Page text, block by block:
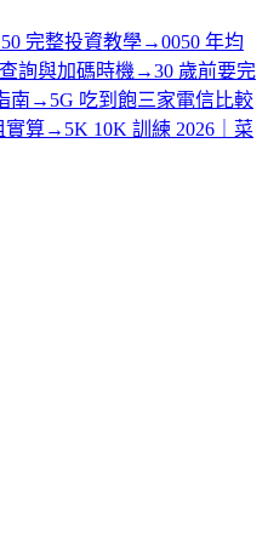
完整投資教學→0050 年均
詢與加碼時機 →30 歲前要完
南 → 5G 吃到飽三家電信比較
實算→ 5K 10K 訓練 2026｜菜